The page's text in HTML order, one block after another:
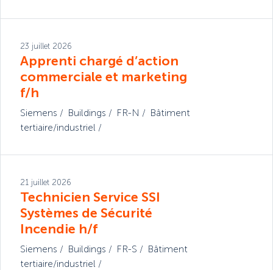
23 juillet 2026
Apprenti chargé d’action
commerciale et marketing
f/h
Siemens Buildings FR-N
Bâtiment
tertiaire/industriel
21 juillet 2026
Technicien Service SSI
Systèmes de Sécurité
Incendie h/f
Siemens Buildings FR-S
Bâtiment
tertiaire/industriel